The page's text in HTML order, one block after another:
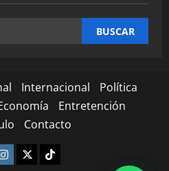
Internacional
Política
Entretención
Contacto